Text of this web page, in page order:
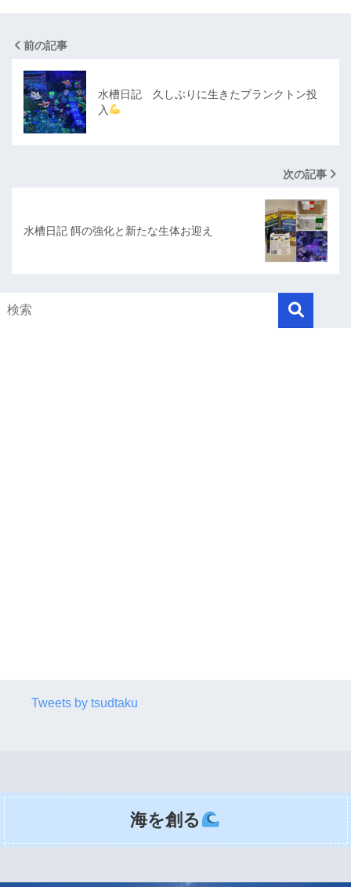
前の記事
水槽日記 久しぶりに生きたプランクトン投
入
次の記事
水槽日記 餌の強化と新たな生体お迎え
Tweets by tsudtaku
海を創る